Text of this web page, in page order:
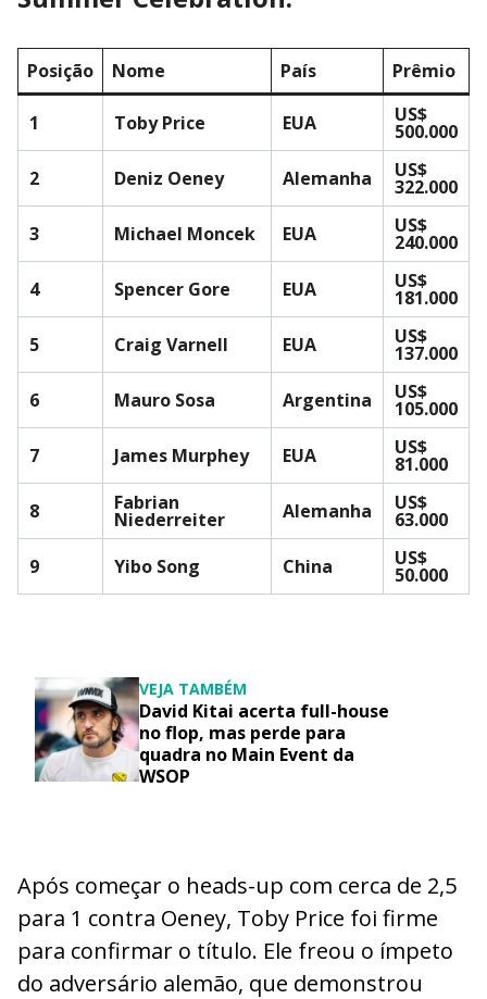
Posição Nome País Prêmio
1 Toby Price EUA US$
500.000
2
Deniz Oeney Alemanha US$
322.000
3
Michael Moncek EUA US$
240.000
4
Spencer Gore EUA US$
181.000
5
Craig Varnell EUA US$
137.000
6
Mauro Sosa Argentina US$
105.000
7
James Murphey EUA US$
81.000
8
Fabrian
Niederreiter Alemanha US$
63.000
9
Yibo Song China US$
50.000
VEJA TAMBÉM
David Kitai acerta full-house
no flop, mas perde para
quadra no Main Event da
WSOP
Após começar o heads-up com cerca de 2,5
para 1 contra Oeney, Toby Price foi firme
para confirmar o título. Ele freou o ímpeto
do adversário alemão, que demonstrou